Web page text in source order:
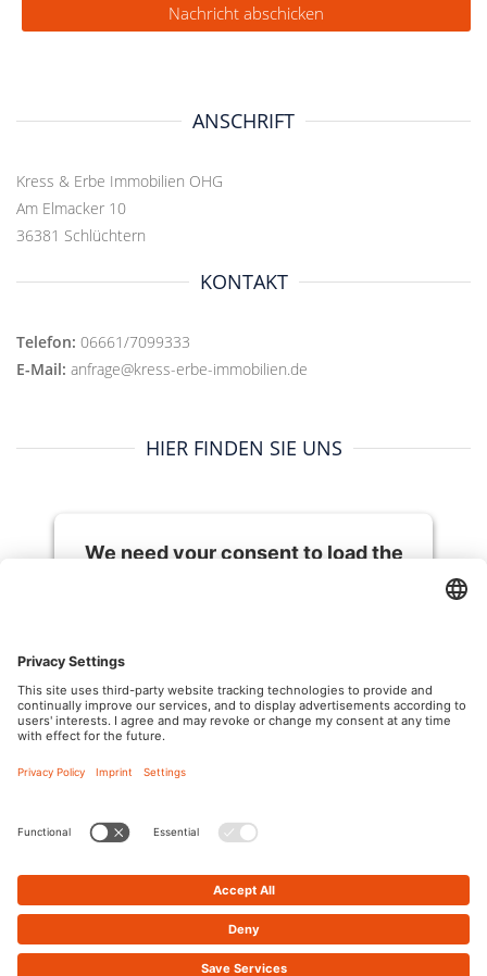
ANSCHRIFT
Kress & Erbe Immobilien OHG
Am Elmacker 10
36381 Schlüchtern
KONTAKT
Telefon: 06661/7099333
E-Mail: anfrage@kress-erbe-immobilien.de
HIER FINDEN SIE UNS
We need your consent to load the
Please review the details and accept the
service to see this content.
powered by
Usercentrics Consent
Impressum
Datenschutz
Cookies